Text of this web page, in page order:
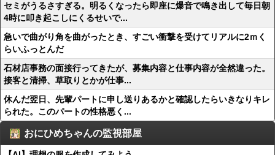
セミがうるさすぎる。明るくなったら即座に爆音で鳴き出して毎日朝
4時に叩き起こしにくるせいで...
急いで曲がり角を曲がったとき、すごい衝撃を受けてリアルに2ｍく
らいふっとんだ
石材店事務の面接行ってきたが、募集内容と仕事内容が全然違った。
接客と清掃、草取りとかが仕事...
休んだ翌日、先輩パートに申し送りあるかと確認したらいきなりキレ
られた。このパートの性格悪く...
おにひめちゃんの監視部屋